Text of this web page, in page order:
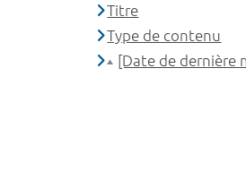
Titre
Type de contenu
[Date de dernière